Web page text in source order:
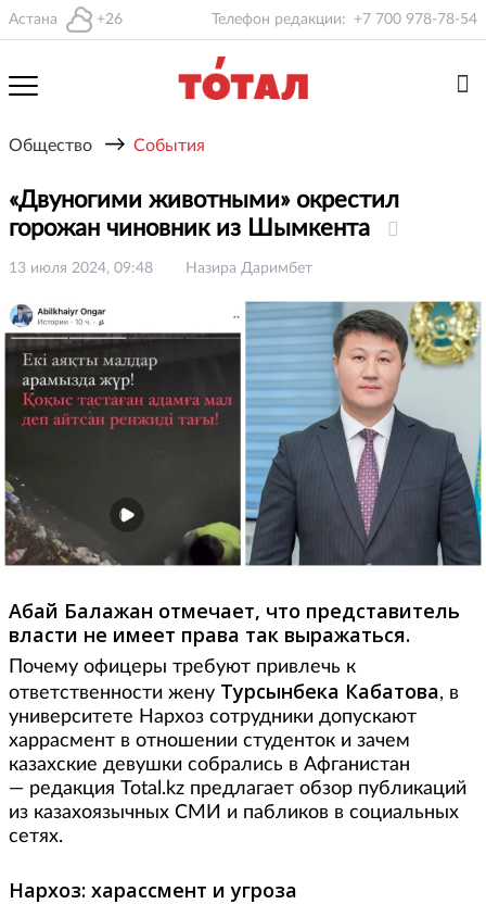
Астана +26 Телефон редакции: +7 700 978-78-54
Общество → События
«Двуногими животными» окрестил
горожан чиновник из Шымкента
13 июля 2024, 09:48 Назира Даримбет
Абай Балажан отмечает, что представитель
власти не имеет права так выражаться.
Почему офицеры требуют привлечь к
ответственности жену Турсынбека Кабатова, в
университете Нархоз сотрудники допускают
харрасмент в отношении студенток и зачем
казахские девушки собрались в Афганистан
— редакция Total.kz предлагает обзор публикаций
из казахоязычных СМИ и пабликов в социальных
сетях.
Нархоз: харассмент и угроза